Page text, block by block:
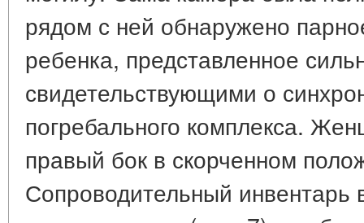
рядом с ней обнаружено
ребенка, представленное
свидетельствующими о
погребального комплекса.
правый бок в скорченном
Сопроводительный